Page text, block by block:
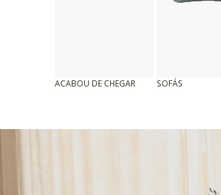
ACABOU DE CHEGAR SOFÁS